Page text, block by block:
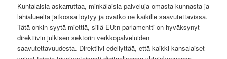
Kuntalaisia askarruttaa, minkälaisia palveluja omasta kunnasta ja
lähialueelta jatkossa löytyy ja ovatko ne kaikille saavutettavissa.
Tätä onkin syytä miettiä, sillä EU:n parlamentti on hyväksynyt
direktiivin julkisen sektorin verkkopalveluiden
saavutettavuudesta. Direktiivi edellyttää, että kaikki kansalaiset